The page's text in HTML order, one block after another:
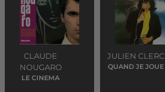
CLAUDE
NOUGARO
LE CINEMA
JULIEN CLERC
QUAND JE JOUE